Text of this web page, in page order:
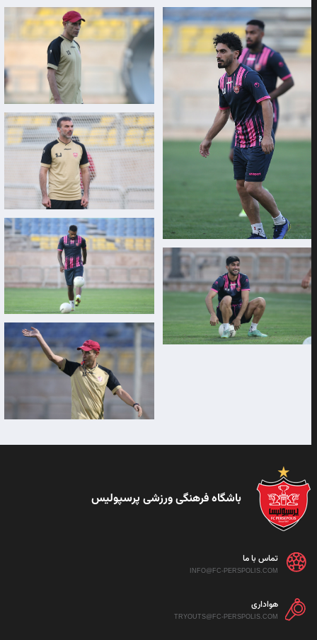
باشگاه فرهنگی ورزشی پرسپولیس
تماس با ما
INFO@FC-PERSPOLIS.COM
هواداری
TRYOUTS@FC-PERSPOLIS.COM